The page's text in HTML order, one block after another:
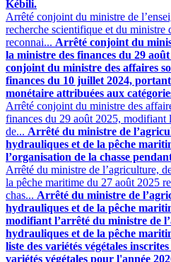
Kébili.
Arrêté conjoint du ministre de
recherche scientifique et du ministre
reconnai... Arrêté conjoint du
la ministre des finances du 29
conjoint du ministre des affaires
finances du 10 juillet 2024,
monétaire attribuées aux
Arrêté conjoint du ministre des
finances du 29 août 2025, modifiant
de... Arrêté du ministre de
hydrauliques et de la pêche
l’organisation de la chasse
Arrêté du ministre de l’agriculture,
la pêche maritime du 27 août 2025
chas... Arrêté du ministre de
hydrauliques et de la pêche
modifiant l’arrêté du ministre de
hydrauliques et de la pêche
liste des variétés végétales
variétés végétales pour l'année